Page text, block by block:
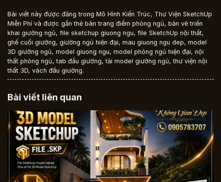
Bài viết này được đăng trong Mô Hình Kiến Trúc, Thư Viện SketchUp
Miễn Phí và được gắn thẻ bàn trang điểm phòng ngủ, bản vẽ triển
khai giường ngủ, file sketchup giuong ngu, file SketchUp nội thất,
ghế cuối giường, giường ngủ hiện đại, mau giuong ngu dep, model
3D giường ngủ, model giuong ngu, model phòng ngủ hiện đại, nội
thất phòng ngủ,tab đầu giường,tải model giường ngủ,thư viện nội
thất 3D, vách đầu giường.
Bài viết liên quan